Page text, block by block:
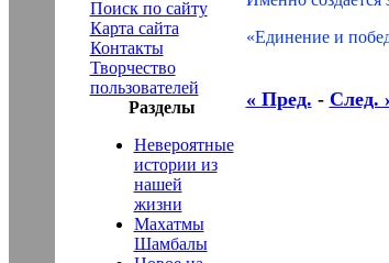
Поиск по сайту
Карта сайта
Контакты
Творчество
пользователей
Разделы
Невероятные
истории из
нашей
жизни
Махатмы
Шамбалы
«Единение и
« Пред. - След.